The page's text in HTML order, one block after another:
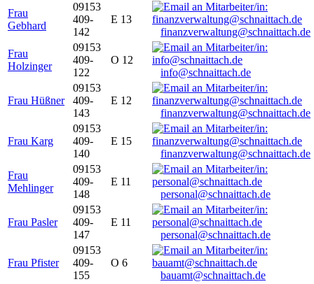
Frau
Gebhard
09153
409-
142
E 13
finanzverwaltung@schnaittach.de
Frau
Holzinger
09153
409-
122
O 12
info@schnaittach.de
Frau Hüßner
09153
409-
143
E 12
finanzverwaltung@schnaittach.de
Frau Karg
09153
409-
140
E 15
finanzverwaltung@schnaittach.de
Frau
Mehlinger
09153
409-
148
E 11
personal@schnaittach.de
Frau Pasler
09153
409-
147
E 11
personal@schnaittach.de
Frau Pfister
09153
409-
155
O 6
bauamt@schnaittach.de